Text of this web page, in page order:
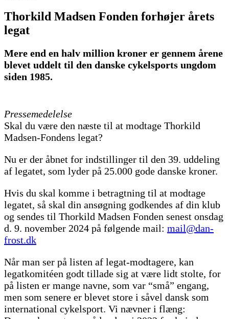
Thorkild Madsen Fonden forhøjer årets
legat
Mere end en halv million kroner er gennem årene
blevet uddelt til den danske cykelsports ungdom
siden 1985.
Pressemedelelse
Skal du være den næste til at modtage Thorkild
Madsen-Fondens legat?
Nu er der åbnet for indstillinger til den 39. uddeling
af legatet, som lyder på 25.000 gode danske kroner.
Hvis du skal komme i betragtning til at modtage
legatet, så skal din ansøgning godkendes af din klub
og sendes til Thorkild Madsen Fonden senest onsdag
d. 9. november 2024 på følgende mail: mail@dan-
frost.dk
Når man ser på listen af legat-modtagere, kan
legatkomitéen godt tillade sig at være lidt stolte, for
på listen er mange navne, som var “små” engang,
men som senere er blevet store i såvel dansk som
international cykelsport. Vi nævner i flæng: